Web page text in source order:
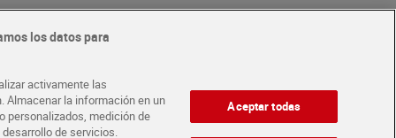
¡Solicita tu tarjeta de crédito aquí!
los datos para
activamente las
la información en un
personalizados, medición de
de servicios.
Aceptar todas